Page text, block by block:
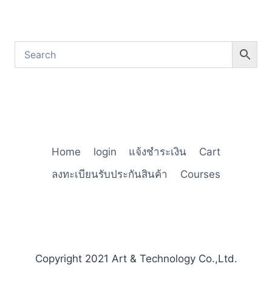
Home login แจ้งชำระเงิน
Cart
ลงทะเบียนรับประกันสินค้า
Courses
Copyright 2021 Art & Technology Co.,Ltd.